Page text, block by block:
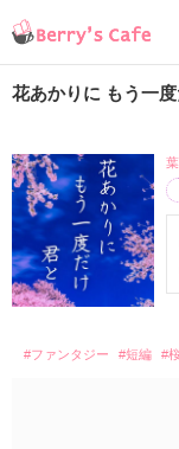
花あかりに もう一
#ファンタジー #短編 #